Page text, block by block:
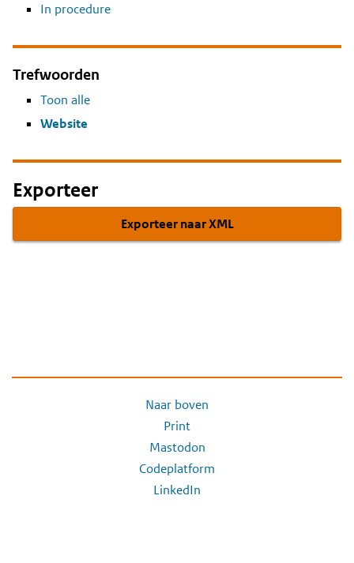
In procedure
Trefwoorden
Toon alle
Website
Exporteer
Exporteer naar XML
Naar boven
Print
Mastodon
Codeplatform
LinkedIn